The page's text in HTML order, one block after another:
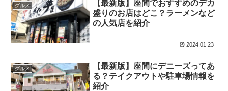
グルメ
【最新版】座間でおすすめのデカ
盛りのお店はどこ？ラーメンなど
の人気店を紹介
2024.01.23
グルメ
【最新版】座間にデニーズってあ
る？テイクアウトや駐車場情報を
紹介